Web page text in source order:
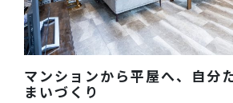
マンションから平屋へ、自分
まいづくり